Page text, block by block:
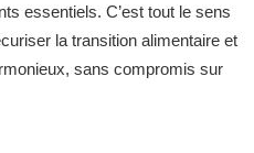
essentiels. C’est tout le sens
la transition alimentaire et
sans compromis sur